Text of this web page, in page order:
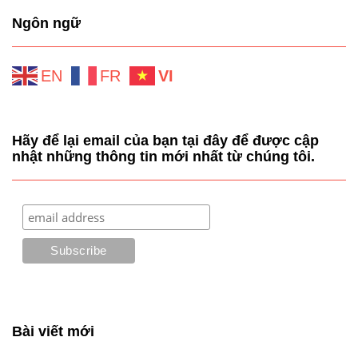
Ngôn ngữ
EN FR VI
Hãy để lại email của bạn tại đây để được cập
nhật những thông tin mới nhất từ chúng tôi.
Bài viết mới